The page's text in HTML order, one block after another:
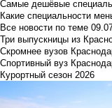
Самые дешёвые
Какие специальности
Все новости по теме
Три выпускницы из
Скромнее вузов
Спортивный вуз
Курортный сезон 2026